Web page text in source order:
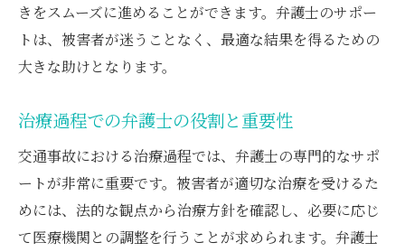
きをスムーズに進めることができます。弁護士のサポー
トは、被害者が迷うことなく、最適な結果を得るための
大きな助けとなります。
治療過程での弁護士の役割と重要性
交通事故における治療過程では、弁護士の専門的なサポ
ートが非常に重要です。被害者が適切な治療を受けるた
めには、法的な観点から治療方針を確認し、必要に応じ
て医療機関との調整を行うことが求められます。弁護士